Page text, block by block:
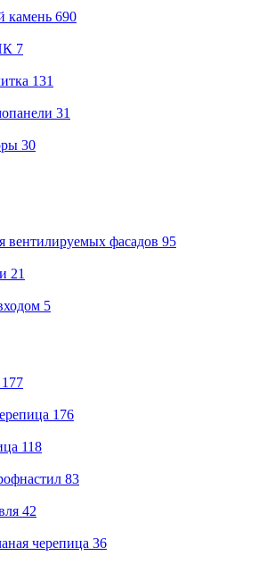
камень 690
7
131
31
30
вентилируемых фасадов 95
21
5
177
176
118
83
42
черепица 36